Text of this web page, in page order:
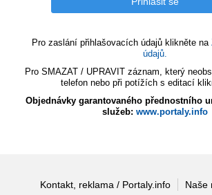
Pro zaslání přihlašovacích údajů klikněte na
údajů.
Pro SMAZAT / UPRAVIT záznam, který
telefon nebo při potížích s editací
Objednávky garantovaného přednostního
služeb: www.portaly.info
Kontakt, reklama / Portaly.info
Naše